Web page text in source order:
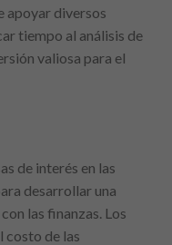
apoyar diversos
tiempo al análisis de
valiosa para el
de interés en las
desarrollar una
las finanzas. Los
costo de las